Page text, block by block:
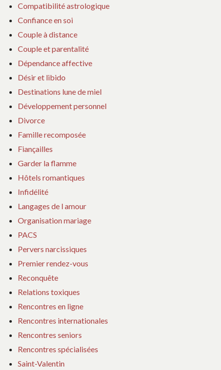
Compatibilité astrologique
Confiance en soi
Couple à distance
Couple et parentalité
Dépendance affective
Désir et libido
Destinations lune de miel
Développement personnel
Divorce
Famille recomposée
Fiançailles
Garder la flamme
Hôtels romantiques
Infidélité
Langages de l amour
Organisation mariage
PACS
Pervers narcissiques
Premier rendez-vous
Reconquête
Relations toxiques
Rencontres en ligne
Rencontres internationales
Rencontres seniors
Rencontres spécialisées
Saint-Valentin